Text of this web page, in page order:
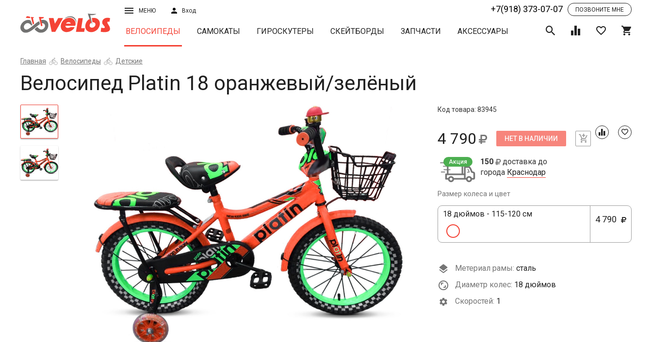
МЕНЮ Вход +7(918) 373-07-07 ПОЗВОНИТЕ МНЕ
ВЕЛОСИПЕДЫ САМОКАТЫ ГИРОСКУТЕРЫ СКЕЙТБОРДЫ ЗАПЧАСТИ АКСЕССУАРЫ
Главная Велосипеды Детские
Велосипед Platin 18 оранжевый/зелёный
Код товара: 83945
4 790 НЕТ В НАЛИЧИИ
Акция 150
доставка до
города Краснодар
Размер колеса и цвет
18 дюймов - 115-120 см
4 790
Метериал рамы: сталь
Диаметр колес: 18 дюймов
Cкоростей: 1